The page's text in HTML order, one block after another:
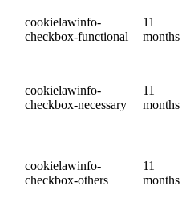
cookielawinfo-
checkbox-functional
11
months
cookielawinfo-
checkbox-necessary
11
months
cookielawinfo-
checkbox-others
11
months